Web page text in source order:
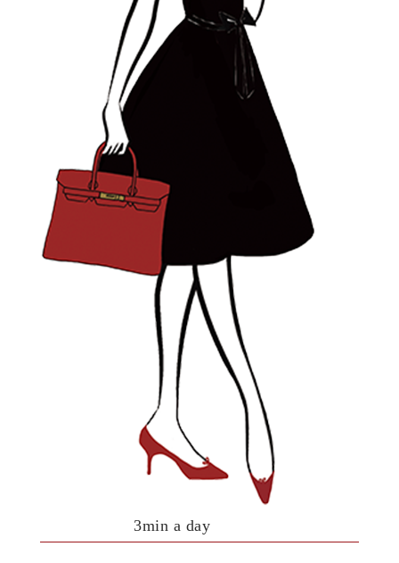
3min a day